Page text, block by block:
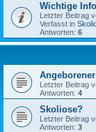
Wichtige
Letzter Beitrag
Verfasst in
Antworten: 6
Letzter Beitrag
Antworten: 4
Skoliose?
Letzter Beitrag
Antworten: 3